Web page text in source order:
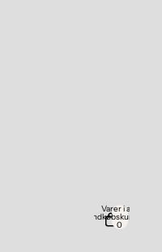
Varer i alt i
indkøbskurven:
0